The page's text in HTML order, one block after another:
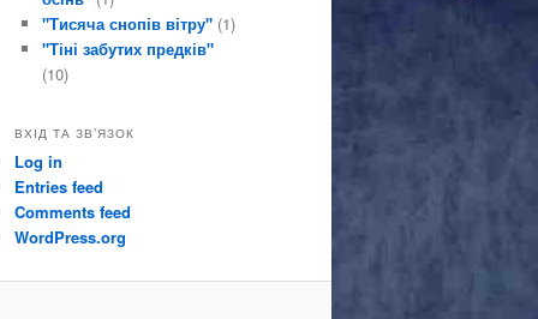
"Тисяча снопів вітру"(1)
"Тіні забутих предків"
(10)
ВХІД ТА ЗВ’ЯЗОК
Log in
Entries feed
Comments feed
WordPress.org